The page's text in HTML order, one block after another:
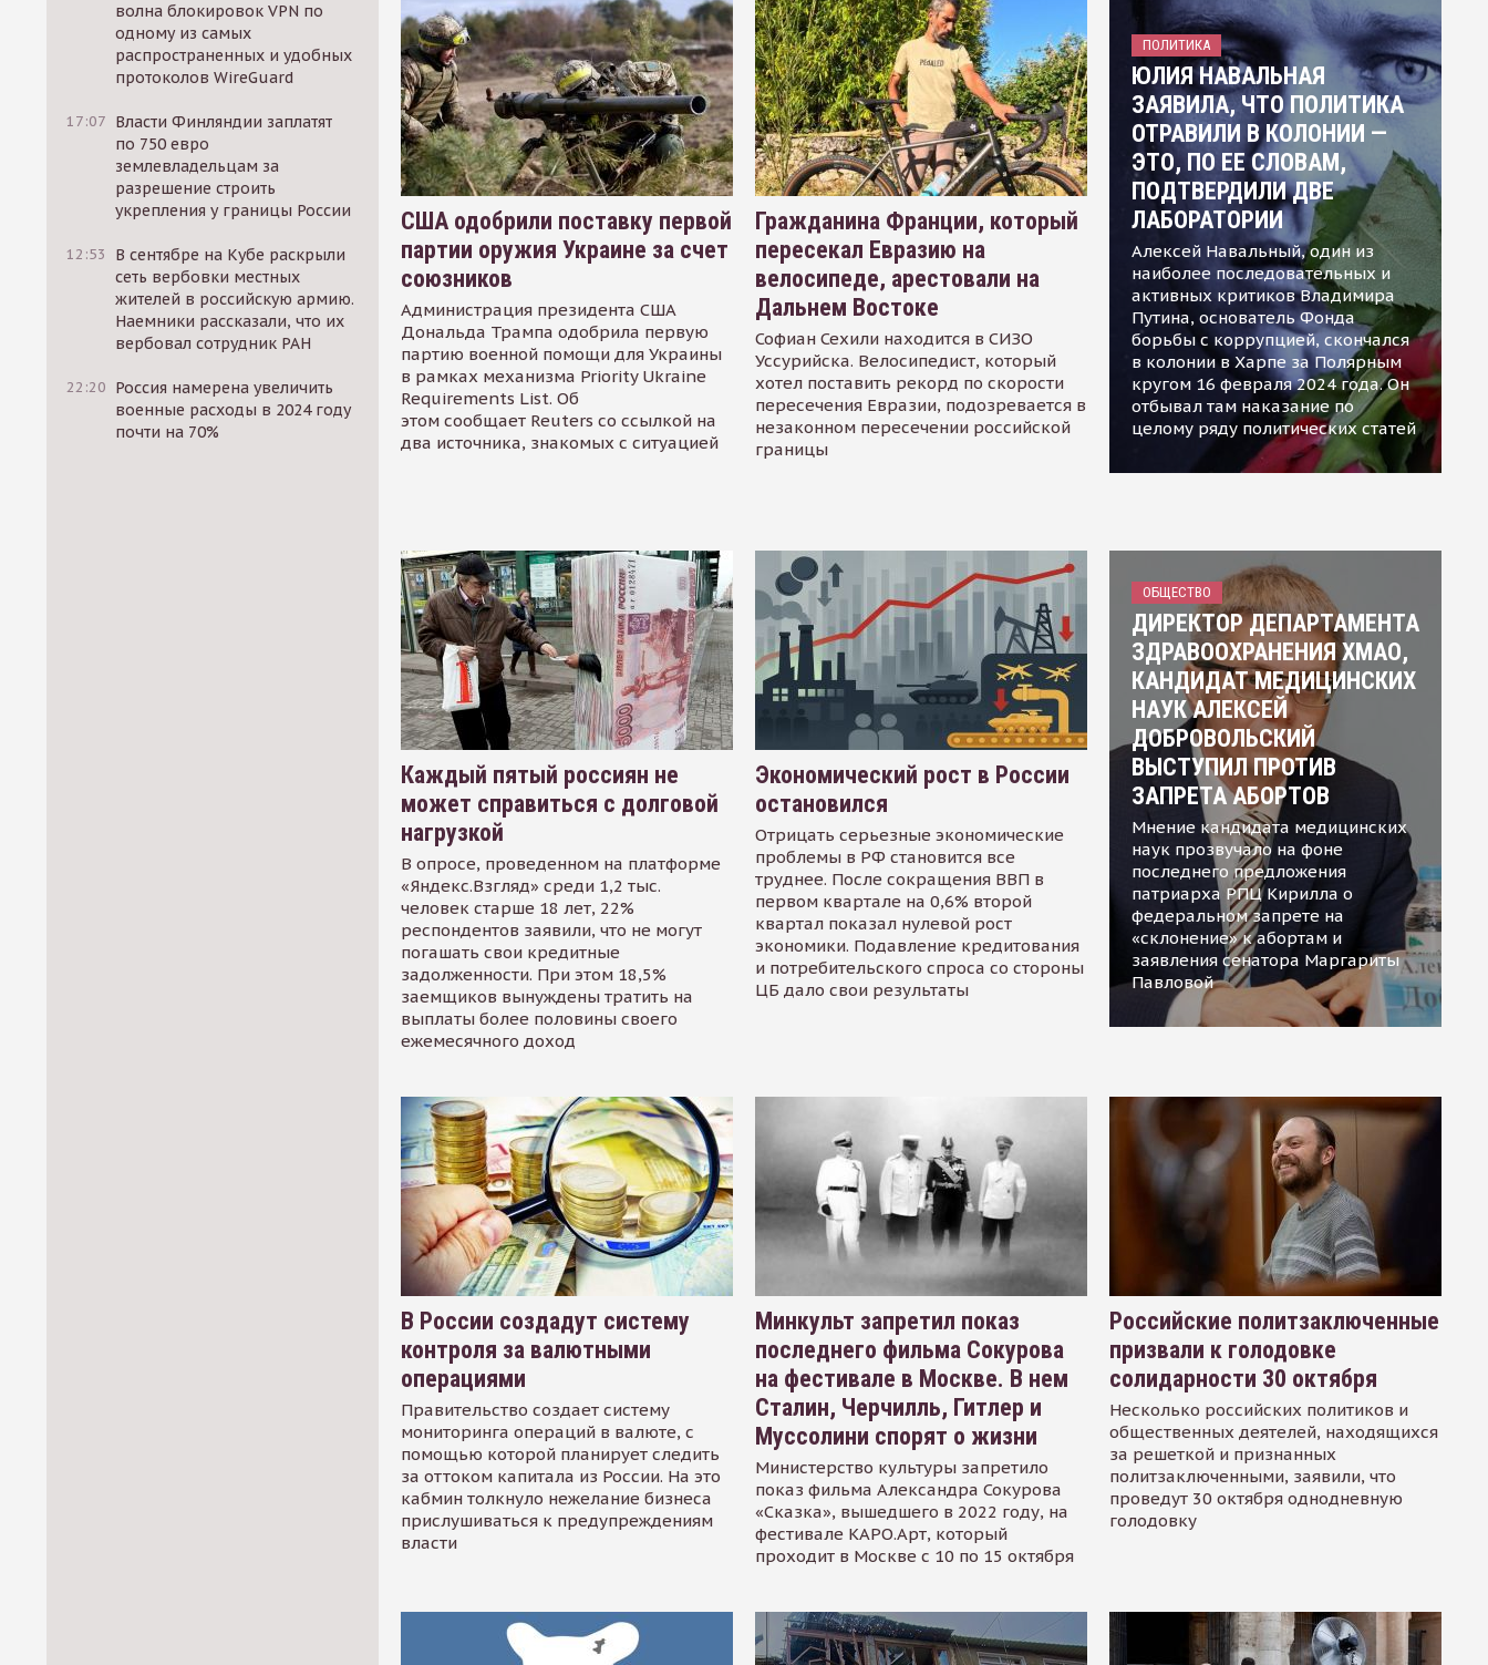
волна блокировок VPN по
одному из самых
распространенных и удобных
протоколов WireGuard
17:07 Власти Финляндии заплатят
по 750 евро
землевладельцам за
разрешение строить
укрепления у границы России
12:53
В сентябре на Кубе раскрыли
сеть вербовки местных
жителей в российскую армию.
Наемники рассказали, что их
вербовал сотрудник РАН
22:20 Россия намерена увеличить
военные расходы в 2024 году
почти на 70%
США одобрили поставку первой
партии оружия Украине за счет
союзников
Администрация президента США
Дональда Трампа одобрила первую
партию военной помощи для Украины
в рамках механизма Priority Ukraine
Requirements List. Об
этом сообщает Reuters со ссылкой на
два источника, знакомых с ситуацией
Гражданина Франции, который
пересекал Евразию на
велосипеде, арестовали на
Дальнем Востоке
Софиан Сехили находится в СИЗО
Уссурийска. Велосипедист, который
хотел поставить рекорд по скорости
пересечения Евразии, подозревается в
незаконном пересечении российской
границы
ПОЛИТИКА
ЮЛИЯ НАВАЛЬНАЯ
ЗАЯВИЛА, ЧТО ПОЛИТИКА
ОТРАВИЛИ В КОЛОНИИ —
ЭТО, ПО ЕЕ СЛОВАМ,
ПОДТВЕРДИЛИ ДВЕ
ЛАБОРАТОРИИ
Алексей Навальный, один из
наиболее последовательных и
активных критиков Владимира
Путина, основатель Фонда
борьбы с коррупцией, скончался
в колонии в Харпе за Полярным
кругом 16 февраля 2024 года. Он
отбывал там наказание по
целому ряду политических статей
Каждый пятый россиян не
может справиться с долговой
нагрузкой
В опросе, проведенном на платформе
«Яндекс.Взгляд» среди 1,2 тыс.
человек старше 18 лет, 22%
респондентов заявили, что не могут
погашать свои кредитные
задолженности. При этом 18,5%
заемщиков вынуждены тратить на
выплаты более половины своего
ежемесячного доход
Экономический рост в России
остановился
Отрицать серьезные экономические
проблемы в РФ становится все
труднее. После сокращения ВВП в
первом квартале на 0,6% второй
квартал показал нулевой рост
экономики. Подавление кредитования
и потребительского спроса со стороны
ЦБ дало свои результаты
ОБЩЕСТВО
ДИРЕКТОР ДЕПАРТАМЕНТА
ЗДРАВООХРАНЕНИЯ ХМАО,
КАНДИДАТ МЕДИЦИНСКИХ
НАУК АЛЕКСЕЙ
ДОБРОВОЛЬСКИЙ
ВЫСТУПИЛ ПРОТИВ
ЗАПРЕТА АБОРТОВ
Мнение кандидата медицинских
наук прозвучало на фоне
последнего предложения
патриарха РПЦ Кирилла о
федеральном запрете на
«склонение» к абортам и
заявления сенатора Маргариты
Павловой
В России создадут систему
контроля за валютными
операциями
Правительство создает систему
мониторинга операций в валюте, с
помощью которой планирует следить
за оттоком капитала из России. На это
кабмин толкнуло нежелание бизнеса
прислушиваться к предупреждениям
власти
Минкульт запретил показ
последнего фильма Сокурова
на фестивале в Москве. В нем
Сталин, Черчилль, Гитлер и
Муссолини спорят о жизни
Министерство культуры запретило
показ фильма Александра Сокурова
«Сказка», вышедшего в 2022 году, на
фестивале КАРО.Арт, который
проходит в Москве с 10 по 15 октября
Российские политзаключенные
призвали к голодовке
солидарности 30 октября
Несколько российских политиков и
общественных деятелей, находящихся
за решеткой и признанных
политзаключенными, заявили, что
проведут 30 октября однодневную
голодовку